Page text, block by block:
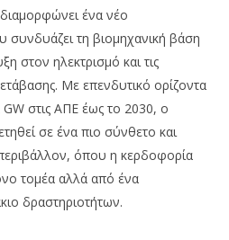
ένα νέο
συνδυάζει τη βιομηχανική βάση
στον ηλεκτρισμό και τις
Με επενδυτικό ορίζοντα
στις ΑΠΕ έως το 2030, ο
σε ένα πιο σύνθετο και
όπου η κερδοφορία
τομέα αλλά από ένα
δραστηριοτήτων.